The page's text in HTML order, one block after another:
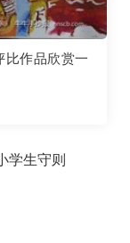
比作品欣赏一
学生守则